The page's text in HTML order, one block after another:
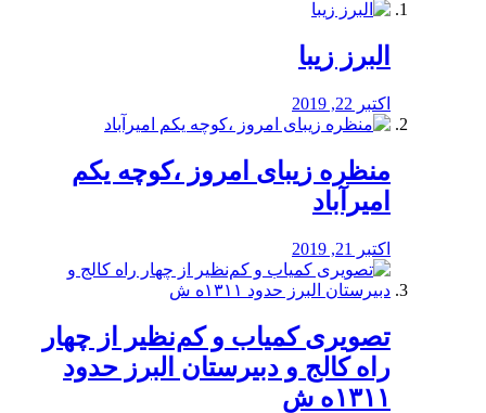
البرز زیبا
اکتبر 22, 2019
منظره‌‌ زیبای امروز ،کوچه یکم
امیرآباد
اکتبر 21, 2019
️تصویری کمیاب و کم‌نظیر از چهار
راه كالج و دبيرستان البرز حدود
۱۳۱۱ه ش